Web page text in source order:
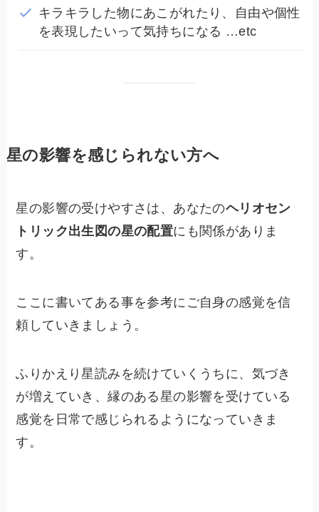
キラキラした物にあこがれたり、自由や個性
を表現したいって気持ちになる …etc
星の影響を感じられない方へ
星の影響の受けやすさは、あなたのヘリオセン
トリック出生図の星の配置にも関係がありま
す。
ここに書いてある事を参考にご自身の感覚を信
頼していきましょう。
ふりかえり星読みを続けていくうちに、気づき
が増えていき、縁のある星の影響を受けている
感覚を日常で感じられるようになっていきま
す。